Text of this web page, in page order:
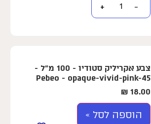
−
+
צבע אקריליק סטודיו - 100 מ"ל -
Pebeo - opaque-vivid-pink-45
18.00
₪
הוספה לסל »